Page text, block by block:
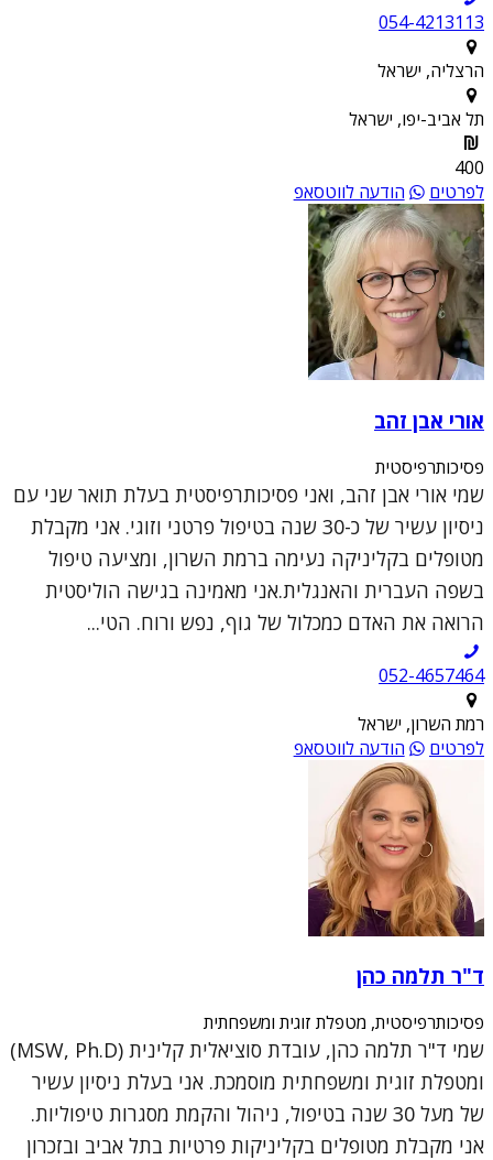
054-4213113
הרצליה, ישראל
תל אביב-יפו, ישראל
400
לפרטים
הודעה לווטסאפ
אורי אבן זהב
פסיכותרפיסטית
שמי אורי אבן זהב, ואני פסיכותרפיסטית בעלת תואר שני עם
ניסיון עשיר של כ-30 שנה בטיפול פרטני וזוגי. אני מקבלת
מטופלים בקליניקה נעימה ברמת השרון, ומציעה טיפול
בשפה העברית והאנגלית.אני מאמינה בגישה הוליסטית
הרואה את האדם כמכלול של גוף, נפש ורוח. הטי...
052-4657464
רמת השרון, ישראל
לפרטים
הודעה לווטסאפ
ד"ר תלמה כהן
פסיכותרפיסטית, מטפלת זוגית ומשפחתית
שמי ד"ר תלמה כהן, עובדת סוציאלית קלינית (MSW, Ph.D)
ומטפלת זוגית ומשפחתית מוסמכת. אני בעלת ניסיון עשיר
של מעל 30 שנה בטיפול, ניהול והקמת מסגרות טיפוליות.
אני מקבלת מטופלים בקליניקות פרטיות בתל אביב ובזכרון